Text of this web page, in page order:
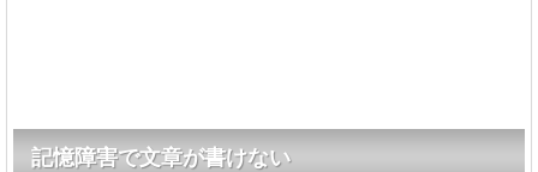
記憶障害で文章が書けない